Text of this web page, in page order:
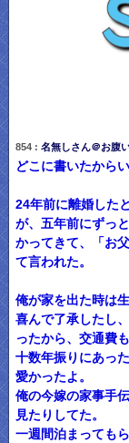
854 : 名無しさん＠お腹
どこに書いたから
24年前に離婚した
が、五年前にずっ
かってきて、「お
て言われた。
俺が家を出た時は
喜んで了承したし
ったから、交通費
十数年振りにあっ
愛かったよ。
俺の今嫁の家事手
見たりしてた。
一週間泊まっても